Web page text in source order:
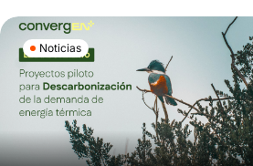
Noticias